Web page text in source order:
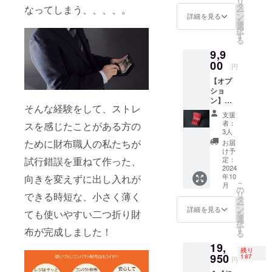
なってしまう、、、、。
そんな経験をして、ストレ
スを感じたことがある方の
ために財布職人の私たちが
試行錯誤を重ねて作った、
向きを変えずに出し入れが
できる時短な、小さく薄く
ても使いやすい二つ折り財
布が完成しました！
たしま
す。 ※
オプ
ション
ブライ
ドルレ
ザーを
ご購入
いただ
きまし
た場合
は、ブ
ライド
ルレ
ザーで
ポケッ
トを製
作いた
しま
す。
詳細を見る
タ
ー
ン
を
選
択
す
る
9,9
00 円
【オプ
ショ
ン】内
装をブ
ライド
ルレ
ザーに
変更 ・
内装を
ブライ
ドルレ
ザーに
変更し
て製作
いたし
ます。
支援
者：
3人
お届
け予
定：
2024
年10
月
詳細を見る
こ
の
リ
タ
ー
ン
を
選
択
す
る
19,
950 円
残り
187